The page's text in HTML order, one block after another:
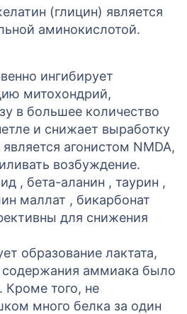
(глицин) является
аминокислотой.
ингибирует
митохондрий,
в большее количество
и снижает выработку
агонистом NMDA,
возбуждение.
, бета-аланин , таурин ,
маллат , бикарбонат
для снижения
образование лактата,
аммиака было
того, не
много белка за один